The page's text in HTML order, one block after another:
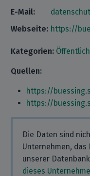
E-Mail:
Webseite: https://
Kategorien:
Quellen:
https://
https://
Die Daten sind
Unternehmen,
unserer
dieses